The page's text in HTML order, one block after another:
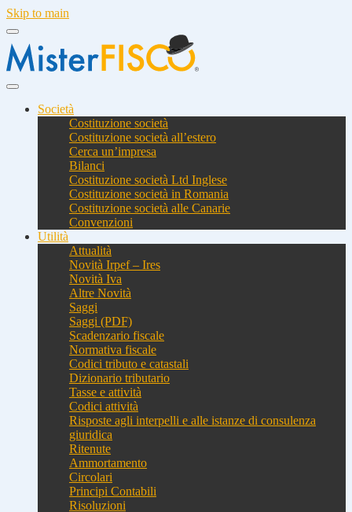
Skip to main
Società
Costituzione società
Costituzione società all’estero
Cerca un’impresa
Bilanci
Costituzione società Ltd Inglese
Costituzione società in Romania
Costituzione società alle Canarie
Convenzioni
Utilità
Attualità
Novità Irpef – Ires
Novità Iva
Altre Novità
Saggi
Saggi (PDF)
Scadenzario fiscale
Normativa fiscale
Codici tributo e catastali
Dizionario tributario
Tasse e attività
Codici attività
Risposte agli interpelli e alle istanze di consulenza
giuridica
Ritenute
Ammortamento
Circolari
Principi Contabili
Risoluzioni